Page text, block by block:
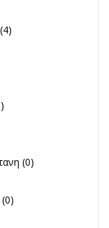
filter
(0)